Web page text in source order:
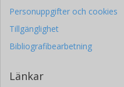
Personuppgifter och cookies
Tillgänglighet
Bibliografibearbetning
Länkar